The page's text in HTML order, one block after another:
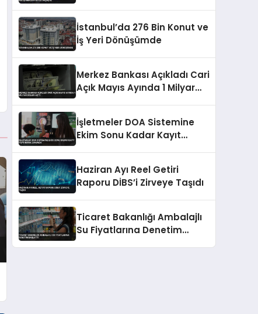
İstanbul’da 276 Bin Konut ve
İş Yeri Dönüşümde
Merkez Bankası Açıkladı Cari
Açık Mayıs Ayında 1 Milyar
İşletmeler DOA Sistemine
Ekim Sonu Kadar Kayıt
Haziran Ayı Reel Getiri
Raporu DİBS’i Zirveye Taşıdı
Ticaret Bakanlığı Ambalajlı
Su Fiyatlarına Denetim